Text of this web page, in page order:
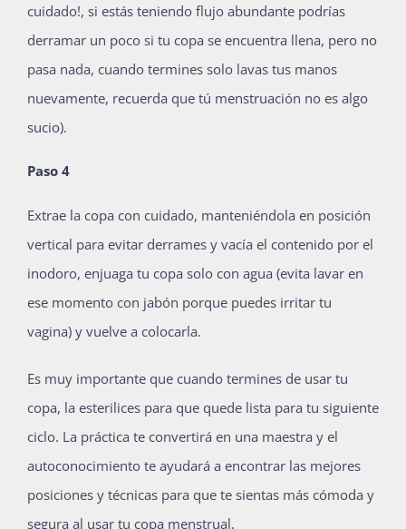
cuidado!, si estás teniendo flujo abundante podrías
derramar un poco si tu copa se encuentra llena, pero no
pasa nada, cuando termines solo lavas tus manos
nuevamente, recuerda que tú menstruación no es algo
sucio).
Paso 4
Extrae la copa con cuidado, manteniéndola en posición
vertical para evitar derrames y vacía el contenido por el
inodoro, enjuaga tu copa solo con agua (evita lavar en
ese momento con jabón porque puedes irritar tu
vagina) y vuelve a colocarla.
Es muy importante que cuando termines de usar tu
copa, la esterilices para que quede lista para tu siguiente
ciclo. La práctica te convertirá en una maestra y el
autoconocimiento te ayudará a encontrar las mejores
posiciones y técnicas para que te sientas más cómoda y
segura al usar tu copa menstrual.